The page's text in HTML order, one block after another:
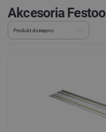
Akcesoria Festool